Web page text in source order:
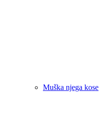
Muška njega kose